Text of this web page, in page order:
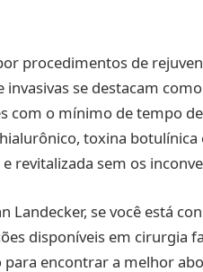
procedimentos de
se destacam
com o mínimo de tempo
toxina botulínica
revitalizada sem os
Landecker, se você está
disponíveis em cirurgia
encontrar a melhor